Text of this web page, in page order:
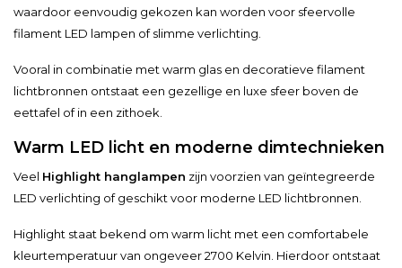
waardoor eenvoudig gekozen kan worden voor sfeervolle
filament LED lampen of slimme verlichting.
Vooral in combinatie met warm glas en decoratieve filament
lichtbronnen ontstaat een gezellige en luxe sfeer boven de
eettafel of in een zithoek.
Warm LED licht en moderne dimtechnieken
Veel Highlight hanglampen zijn voorzien van geïntegreerde
LED verlichting of geschikt voor moderne LED lichtbronnen.
Highlight staat bekend om warm licht met een comfortabele
kleurtemperatuur van ongeveer 2700 Kelvin. Hierdoor ontstaat